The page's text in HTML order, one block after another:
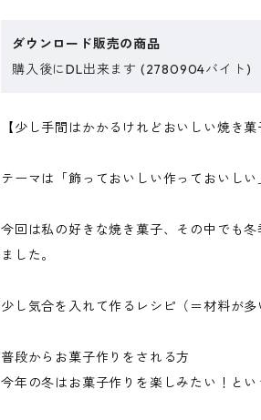
ダウンロード販売の商品
購入後にDL出来ます (2780904バイト)
【少し手間はかかるけれどおいしい焼き菓
テーマは「飾っておいしい作っておいしい
今回は私の好きな焼き菓子、その中でも
ました。
少し気合を入れて作るレシピ（＝材料が多
普段からお菓子作りをされる方
今年の冬はお菓子作りを楽しみたい！とい